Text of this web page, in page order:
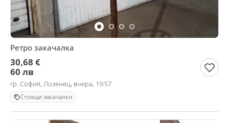
Ретро закачалка
30,68 €
60 лв
гр. София, Лозенец, вчера, 19:57
Стоящи закачалки